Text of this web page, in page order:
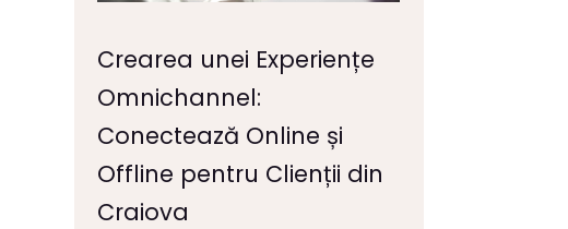
Crearea unei Experiențe
Omnichannel:
Conectează Online și
Offline pentru Clienții din
Craiova